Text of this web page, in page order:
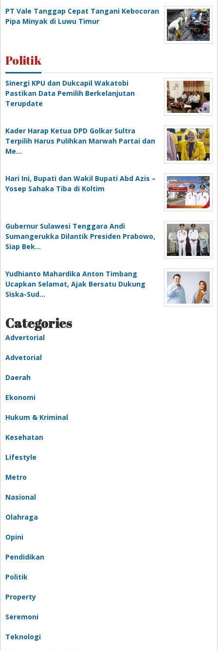
PT Vale Tanggap Cepat Tangani Kebocoran
Pipa Minyak di Luwu Timur
Politik
Sinergi KPU dan Dukcapil Wakatobi
Pastikan Data Pemilih Berkelanjutan
Terupdate
Kader Harap Ketua DPD Golkar Sultra
Terpilih Harus Pulihkan Marwah Partai dan
Me…
Hari Ini, Bupati dan Wakil Bupati Abd Azis –
Yosep Sahaka Tiba di Koltim
Gubernur Sulawesi Tenggara Andi
Sumangerukka Dilantik Presiden Prabowo,
Siap Bek…
Yudhianto Mahardika Anton Timbang
Ucapkan Selamat, Ajak Bersatu Dukung
Siska-Sud…
Categories
Advertorial
Advetorial
Daerah
Ekonomi
Hukum & Kriminal
Kesehatan
Lifestyle
Metro
Nasional
Olahraga
Opini
Pendidikan
Politik
Property
Seremoni
Teknologi